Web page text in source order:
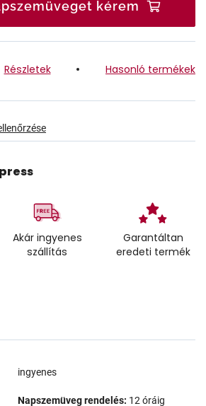
kérem
Részletek Hasonló termékek
Akár ingyenes
szállítás
Garantáltan
eredeti termék
ingyenes
Napszemüveg rendelés: 12 óráig